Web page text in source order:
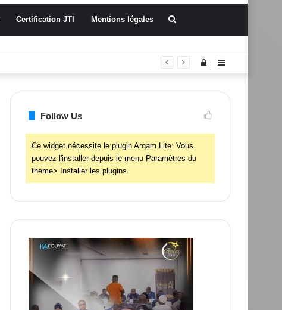
Certification JTI Mentions légales
Sidebar
Connexion
Follow Us
Ce widget nécessite le plugin Arqam Lite. Vous
pouvez l'installer depuis le menu Paramètres du
thème> Installer les plugins.